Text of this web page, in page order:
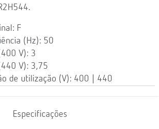
F
(Hz): 50
V): 3
V): 3,75
de utilização (V): 400 | 440
Especificações